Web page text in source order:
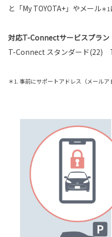
と「My TOYOTA+」やメール＊1
対応T-Connectサービスプラン
T-Connect スタンダード(22)
＊1. 事前にサポートアドレス（メールア